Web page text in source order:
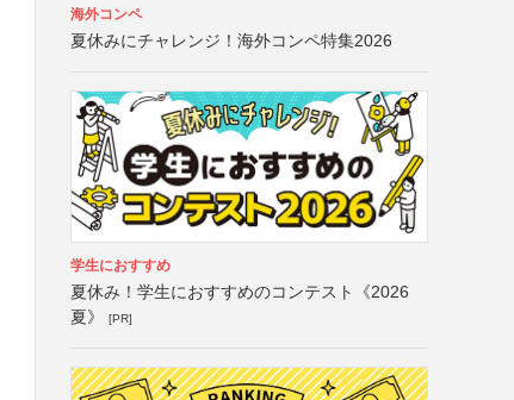
海外コンペ
夏休みにチャレンジ！海外コンペ特集2026
学生におすすめ
夏休み！学生におすすめのコンテスト《2026
夏》
[PR]